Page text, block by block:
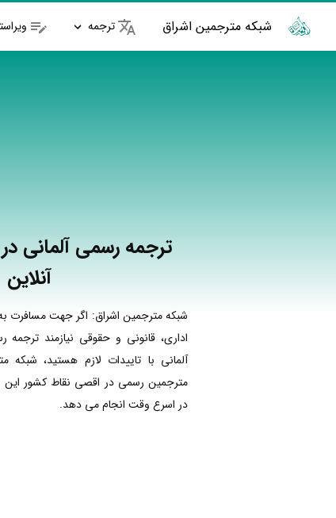
شبکه مترجمین اشراق ترجمه
ترجمه رسمی آلمانی
آنلاین
شبکه مترجمین اشراق: اگر جهت مسافرت
اداری، قانونی و حقوقی نیازمند
آلمانی با تاییدات لازم هستید، شبکه
مترجمین رسمی در اقصی نقاط کشور این
در اسرع وقت انجام می دهد.